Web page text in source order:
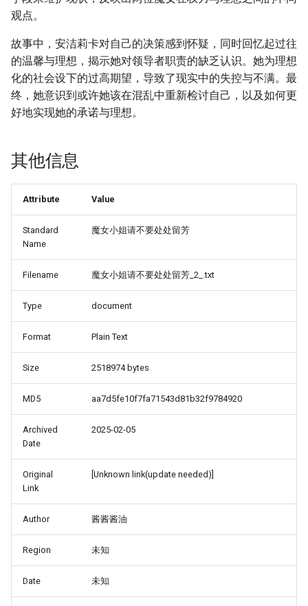
观点。
故事中，安洁莉卡对自己的决策感到怀疑，同时回忆起过往
的温馨与理想，揭示她对领导者职责的缺乏认识。她为理想
化的社会设下的过高期望，导致了现实中的失控与不满。最
终，她意识到或许她该在混乱中重新检讨自己，以及如何更
好地实现她的承诺与理想。
其他信息
Attribute Value
Standard
Name
魔女小姐请不要处处留芳
Filename 魔女小姐请不要处处留芳_2_.txt
Type document
Format Plain Text
Size 2518974 bytes
MD5 aa7d5fe10f7fa71543d81b32f9784920
Archived
Date
2025-02-05
Original
Link
[Unknown link(update needed)]
Author 酱酱酱油
Region 未知
Date 未知